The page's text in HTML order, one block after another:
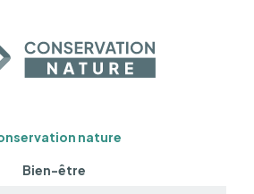
nature
Bien-être